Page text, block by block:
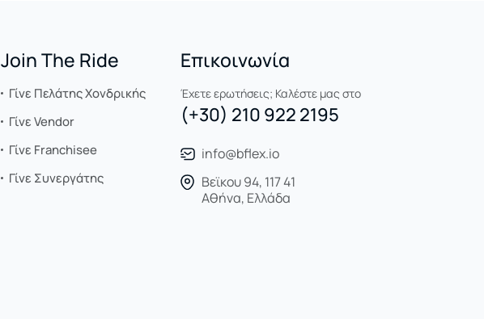
Επικοινωνία
Έχετε ερωτήσεις; Καλέστε μας στο
(+30) 210 922 2195
info@bflex.io
Βεϊκου 94, 117 41
Αθήνα, Ελλάδα
Join The Ride
Γίνε Πελάτης Χονδρικής
Γίνε Vendor
Γίνε Franchisee
Γίνε Συνεργάτης